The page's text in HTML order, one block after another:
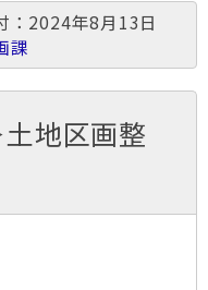
：2024年8月13日
課
地区画整